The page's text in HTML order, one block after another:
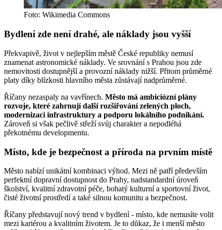
Foto: Wikimedia Commons
Bydlení zde není drahé, ale náklady jsou vyšší
Překvapivě, život v nejlepším městě České republiky nemusí
znamenat astronomické náklady. Ve srovnání s Prahou jsou zde
nemovitosti dostupnější a provozní náklady nižší. Přitom průměrné
platy díky blízkosti hlavního města zůstávají nadprůměrné.
Říčany nezaspaly na vavřínech. Město má ambiciózní plány
rozvoje, které zahrnují další rozšiřování zelených ploch,
modernizaci infrastruktury a podporu lokálního podnikání.
Zároveň si však pečlivě střeží svůj charakter a nepodléhá
překotnému developmentu.
Místo, kde je bezpečnost a příroda na prvním místě
Město nabízí unikátní kombinaci výhod. Mezi ně patří především
perfektní dopravní dostupnost do Prahy, nadstandardní úroveň
školství, kvalitní zdravotní péče, bohatý kulturní a sportovní život,
čisté životní prostředí a také silnou komunitu a bezpečnost.
Říčany představují nový trend v bydlení - místo, kde nemusíte volit
mezi kariérou a kvalitním životem. Je to důkaz, že i menší město